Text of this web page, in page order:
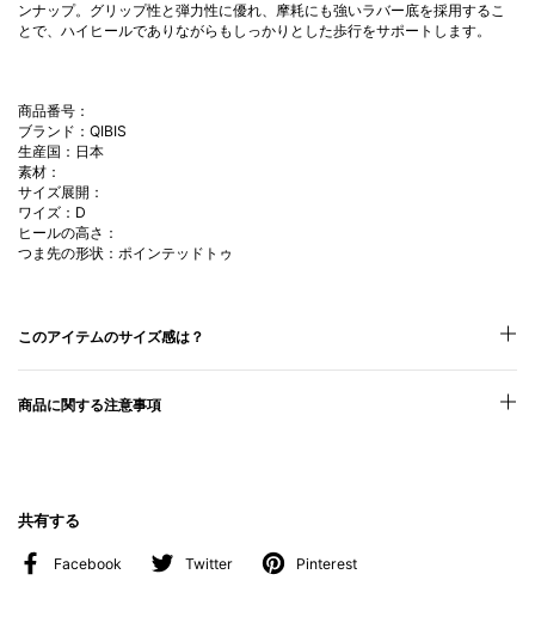
ンナップ。グリップ性と弾力性に優れ、摩耗にも強いラバー底を採用するこ
とで、ハイヒールでありながらもしっかりとした歩行をサポートします。
商品番号：
ブランド：QIBIS
生産国：日本
素材：
サイズ展開：
ワイズ：D
ヒールの高さ：
つま先の形状：ポインテッドトゥ
このアイテムのサイズ感は？
商品に関する注意事項
共有する
Facebook Twitter Pinterest